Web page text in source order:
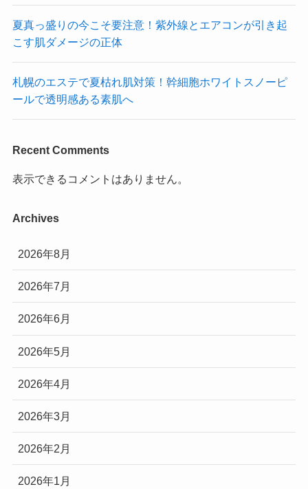
夏真っ盛りの今こそ要注意！紫外線とエアコンが引き起
こす肌ダメージの正体
札幌のエステで夏枯れ肌対策！幹細胞ホワイトスノーピ
ールで透明感ある素肌へ
Recent Comments
表示できるコメントはありません。
Archives
2026年8月
2026年7月
2026年6月
2026年5月
2026年4月
2026年3月
2026年2月
2026年1月